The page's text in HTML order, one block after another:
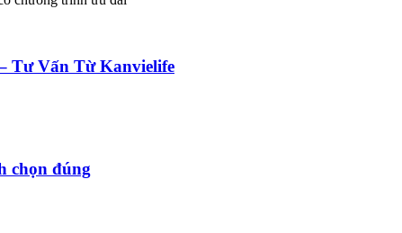
Tư Vấn Từ Kanvielife
chọn đúng